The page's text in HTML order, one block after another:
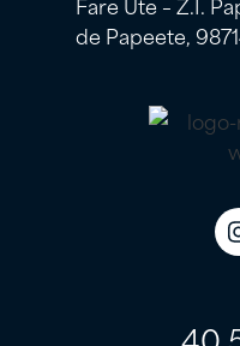
de Papeete,